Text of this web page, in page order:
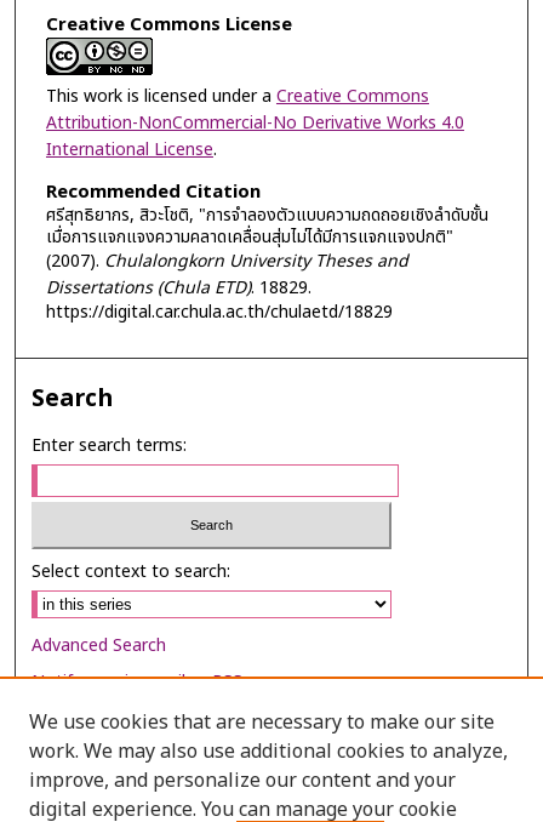
Creative Commons License
This work is licensed under a Creative Commons
Attribution-NonCommercial-No Derivative Works 4.0
International License.
Recommended Citation
ศรีสุทธิยากร, สิวะโชติ, "การจำลองตัวแบบความถดถอยเชิงลำดับชั้น
เมื่อการแจกแจงความคลาดเคลื่อนสุ่มไม่ได้มีการแจกแจงปกติ"
(2007). Chulalongkorn University Theses and
Dissertations (Chula ETD). 18829.
https://digital.car.chula.ac.th/chulaetd/18829
Search
Enter search terms:
Select context to search:
Advanced Search
Notify me via email orRSS
Browse
Collections
Disciplines
We use cookies that are necessary to make our site
work. We may also use additional cookies to analyze,
improve, and personalize our content and your
digital experience. You can manage your cookie